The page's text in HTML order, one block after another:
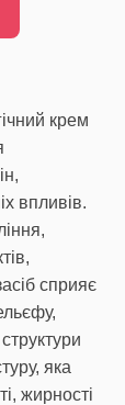
крем
впливів.
сприяє
яка
жирності